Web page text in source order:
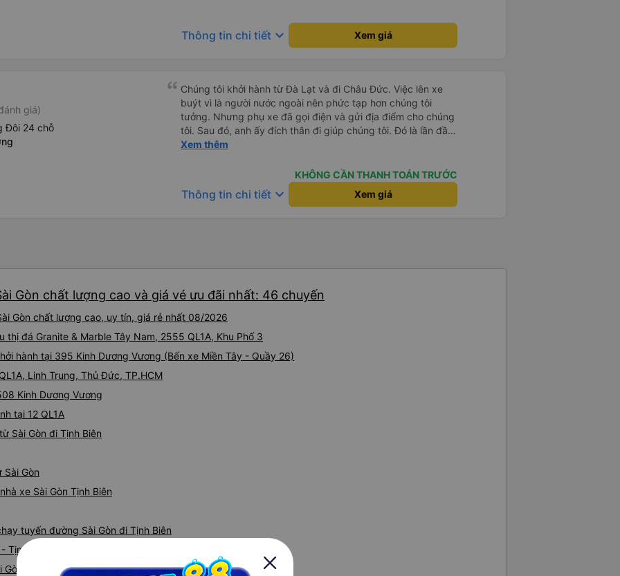
Thông tin chi tiết keyboard_arrow_down Xem giá
giá)
Đôi 24 chỗ
Chúng tôi khởi hành từ Đà Lạt và đi Châu Đức. Việc lên xe
buýt vì là người nước ngoài nên phức tạp hơn chúng tôi
tưởng. Nhưng phụ xe đã gọi điện và gửi địa điểm cho chúng
tôi. Sau đó, anh ấy đích thân đi giúp chúng tôi. Đó là lần đầu
tiên đi xe giường nằm với hai đứa trẻ nhỏ khá thú vị. Chúng
uống. Tôi rất ngạc nhiên khi xe dừng lại lúc nửa đêm ở Cần
Thơ và mọi người xuống xe ăn. Khi đến điểm dừng, họ đánh
thức chúng tôi dậy và đảm bảo chúng tôi đã sẵn sàng. Nhìn
Xem thêm
KHÔNG CẦN THANH TOÁN TRƯỚC
Thông tin chi tiết keyboard_arrow_down Xem giá
Gòn chất lượng cao và giá vé ưu đãi nhất: 46 chuyến
Gòn chất lượng cao, uy tín, giá rẻ nhất 08/2026
thị đá Granite & Marble Tây Nam, 2555 QL1A, Khu Phố 3
hành tại 395 Kinh Dương Vương (Bến xe Miền Tây - Quầy 26)
Linh Trung, Thủ Đức, TP.HCM
Kinh Dương Vương
tại 12 QL1A
Sài Gòn đi Tịnh Biên
Gòn
xe Sài Gòn Tịnh Biên
tuyến đường Sài Gòn đi Tịnh Biên
Biên
nhanh và uy tín nhất